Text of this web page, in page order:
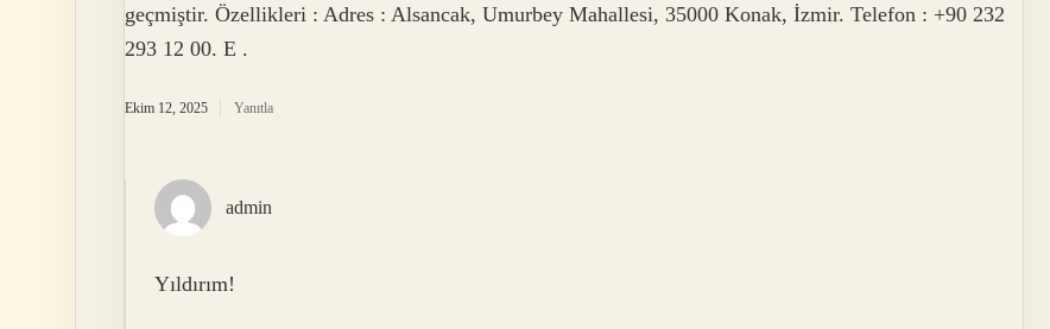
geçmiştir. Özellikleri : Adres : Alsancak, Umurbey Mahallesi, 35000 Konak, İzmir. Telefon : +90 232
293 12 00. E .
Ekim 12, 2025 Yanıtla
admin
Yıldırım!